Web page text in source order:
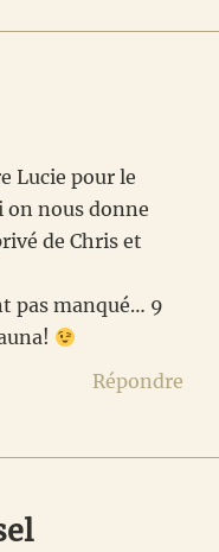
Lucie pour le
on nous donne
de Chris et
pas manqué… 9
Répondre